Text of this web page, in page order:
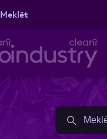
Meklēt